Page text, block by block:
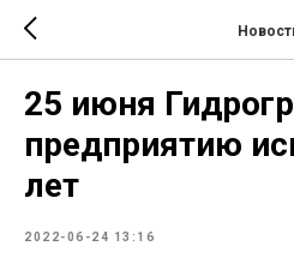
25 июня
предприятию
лет
2022-06-24 13:16